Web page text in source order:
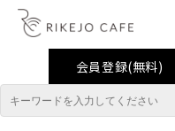
会員登録(無料)